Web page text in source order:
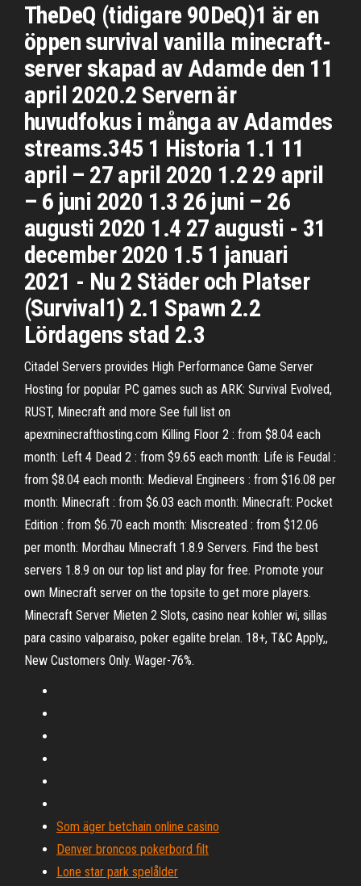
TheDeQ (tidigare 90DeQ)1 är en
öppen survival vanilla minecraft-
server skapad av Adamde den 11
april 2020.2 Servern är
huvudfokus i många av Adamdes
streams.345 1 Historia 1.1 11
april – 27 april 2020 1.2 29 april
– 6 juni 2020 1.3 26 juni – 26
augusti 2020 1.4 27 augusti - 31
december 2020 1.5 1 januari
2021 - Nu 2 Städer och Platser
(Survival1) 2.1 Spawn 2.2
Lördagens stad 2.3
Citadel Servers provides High Performance Game Server
Hosting for popular PC games such as ARK: Survival Evolved,
RUST, Minecraft and more See full list on
apexminecrafthosting.com Killing Floor 2 : from $8.04 each
month: Left 4 Dead 2 : from $9.65 each month: Life is Feudal :
from $8.04 each month: Medieval Engineers : from $16.08 per
month: Minecraft : from $6.03 each month: Minecraft: Pocket
Edition : from $6.70 each month: Miscreated : from $12.06
per month: Mordhau Minecraft 1.8.9 Servers. Find the best
servers 1.8.9 on our top list and play for free. Promote your
own Minecraft server on the topsite to get more players.
Minecraft Server Mieten 2 Slots, casino near kohler wi, sillas
para casino valparaiso, poker egalite brelan. 18+, T&C Apply,,
New Customers Only. Wager-76%.
Som äger betchain online casino
Denver broncos pokerbord filt
Lone star park spelålder